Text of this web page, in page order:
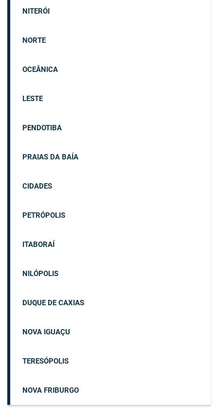
NITERÓI
NORTE
OCEÂNICA
LESTE
PENDOTIBA
PRAIAS DA BAÍA
CIDADES
PETRÓPOLIS
ITABORAÍ
NILÓPOLIS
DUQUE DE CAXIAS
NOVA IGUAÇU
TERESÓPOLIS
NOVA FRIBURGO